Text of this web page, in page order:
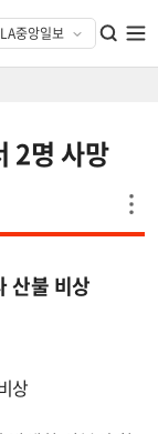
2명 사망
산불 비상
상